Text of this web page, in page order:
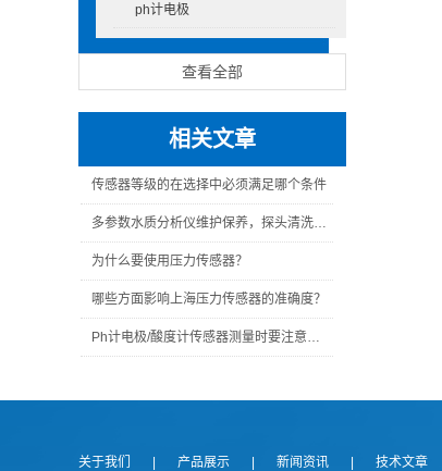
ph计电极
查看全部
相关文章
传感器等级的在选择中必须满足哪个条件
多参数水质分析仪维护保养，探头清洗试剂更换传感器故障排查方法
为什么要使用压力传感器？
哪些方面影响上海压力传感器的准确度？
Ph计电极/酸度计传感器测量时要注意什么？
关于我们 产品展示 新闻资讯 技术文章